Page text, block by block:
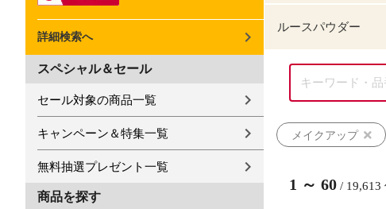
詳細検索へ
スペシャル＆セール
セール対象の商品一覧
キャンペーン＆特集一覧
無料抽選プレゼント一覧
商品を探す
ルースパウダー
メイクアップ
1 ～ 60 / 19,613